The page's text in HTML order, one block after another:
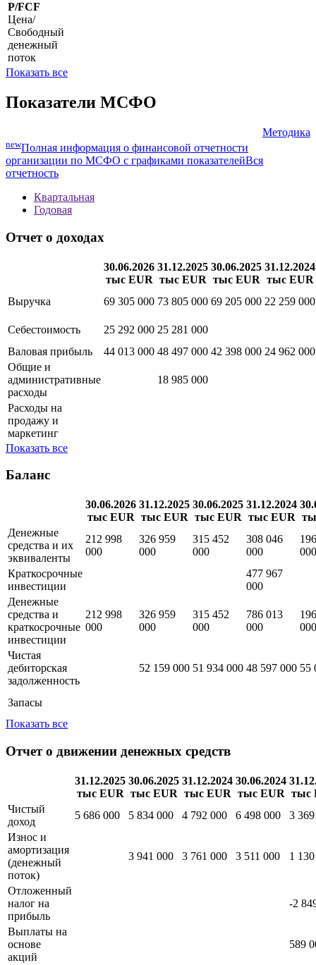
P/FCF
Цена/
Свободный
денежный
поток
Показать все
Показатели МСФО
Методика
newПолная информация о финансовой отчетности
организации по МСФО с графиками показателейВся
отчетность
Квартальная
Годовая
Отчет о доходах
30.06.2026
тыс EUR
31.12.2025
тыс EUR
30.06.2025
тыс EUR
31.12.2024
тыс EUR
Выручка
69 305 000 73 805 000 69 205 000 22 259 000
Себестоимость 25 292 000 25 281 000
Валовая прибыль
44 013 000 48 497 000 42 398 000 24 962 000
Общие и
административные
расходы
18 985 000
Расходы на
продажу и
маркетинг
Показать все
Баланс
30.06.2026
тыс EUR
31.12.2025
тыс EUR
30.06.2025
тыс EUR
31.12.2024
тыс EUR
Денежные
средства и их
эквиваленты
212 998
000
326 959
000
315 452
000
308 046
000
000
Краткосрочные
инвестиции
477 967
000
Денежные
средства и
краткосрочные
инвестиции
212 998
000
326 959
000
315 452
000
786 013
000
000
Чистая
дебиторская
задолженность
52 159 000 51 934 000 48 597 000 55
Запасы
Показать все
Отчет о движении денежных средств
31.12.2025
тыс EUR
30.06.2025
тыс EUR
31.12.2024
тыс EUR
30.06.2024
тыс EUR тыс
Чистый
доход
5 686 000 5 834 000 4 792 000 6 498 000
3
Износ и
амортизация
(денежный
поток)
3 941 000 3 761 000 3 511 000 1
Отложенный
налог на
прибыль
-2
Выплаты на
основе
акций
589